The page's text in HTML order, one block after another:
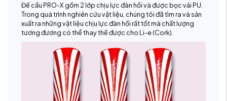
Đế cầu PRO-X gồm 2 lớp chịu lực đàn hồi và được bọc vải PU.
Trong quá trình nghiên cứu vật liệu, chúng tôi đã tìm ra và sản
xuất ra những vật liệu chịu lực đàn hồi rất tốt mà chất lượng
tương đương có thể thay thế được cho Li-e (Cork).